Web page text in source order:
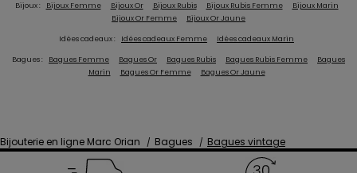
Bijoux : Bijoux Femme Bijoux Or Bijoux Rubis Bijoux Rubis Femme
Bijoux Marin
Bijoux Or Femme
Bijoux Or Jaune
Idées cadeaux : Idées cadeaux Femme Idées cadeaux Marin
Bagues : Bagues Femme Bagues Or Bagues Rubis Bagues Rubis Femme
Bagues
Marin
Bagues Or Femme Bagues Or Jaune
Bijouterie en ligne Marc Orian Bagues Bagues vintage